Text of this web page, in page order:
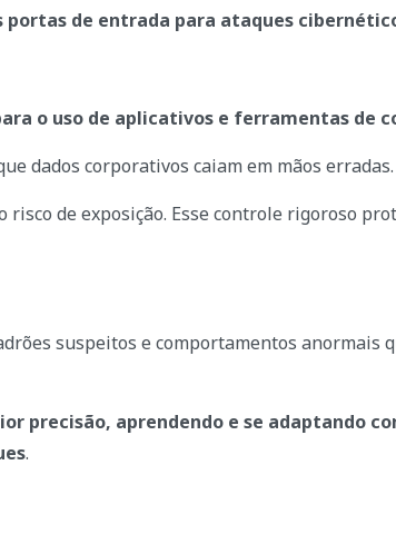
portas de entrada para ataques
o uso de aplicativos e ferramentas de
dados corporativos caiam em mãos erradas.
de exposição. Esse controle rigoroso
suspeitos e comportamentos anormais
precisão, aprendendo e se adaptando
.